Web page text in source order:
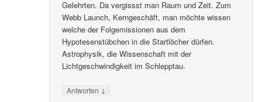
Gelehrten. Da vergissst man Raum und Zeit. Zum
Webb Launch, Kerngeschäft, man möchte wissen
welche der Folgemissionen aus dem
Hypotesenstübchen in die Startlöcher dürfen.
Astrophysik, die Wissenschaft mit der
Lichtgeschwindigkeit im Schlepptau.
Antworten ↓